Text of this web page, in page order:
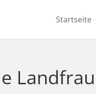
Startseite